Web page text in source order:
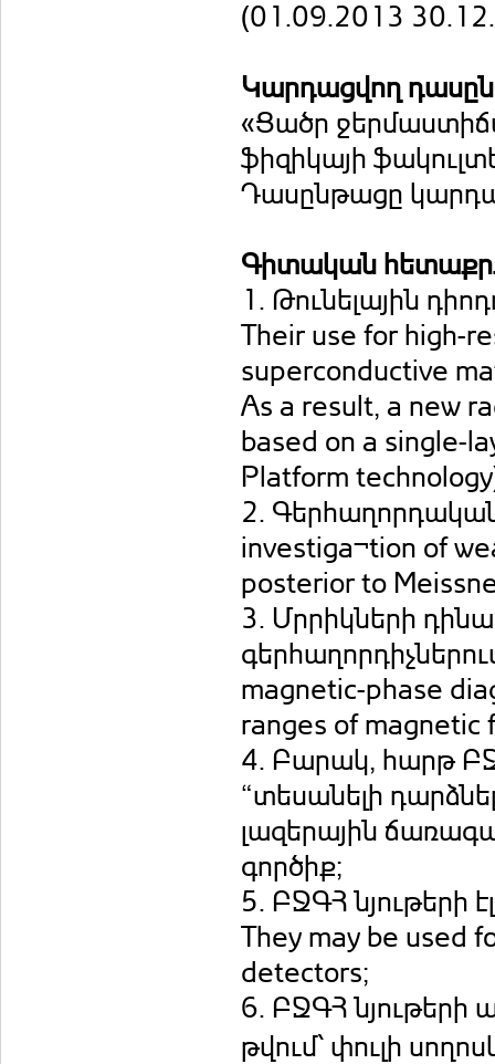
(01.09.2013
Կարդացվող
«Ցածր
ֆիզիկայի
Դասընթացը
Գիտական
1. Թունելային
Their use for high-
superconductive
As a result, a new
based on a single-
Platform
2. Գերհաղորդական
investiga¬tion of
posterior to
3. Մրրիկների
magnetic-phase
ranges of
4. Բարակ, հարթ
“տեսանելի
լազերային
գործիք;
5. ԲՋԳՀ նյութերի
They may be used
detectors;
6. ԲՋԳՀ նյութերի
թվում՝ փուլի